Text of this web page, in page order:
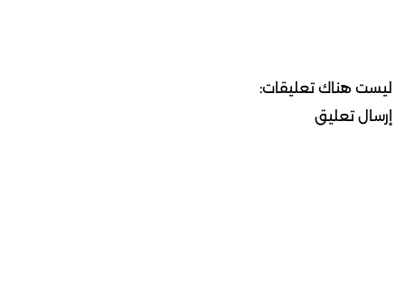
ليست هناك تعليقات:
إرسال تعليق